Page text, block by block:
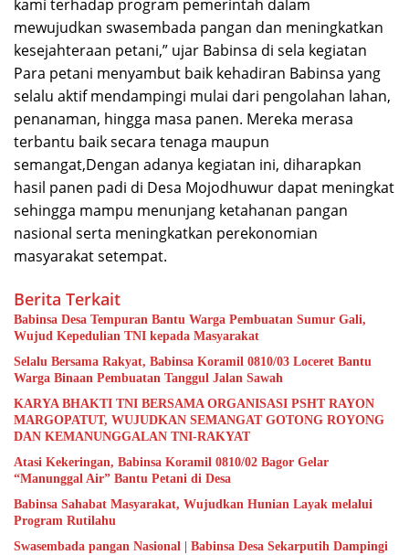
kami terhadap program pemerintah dalam
mewujudkan swasembada pangan dan meningkatkan
kesejahteraan petani,” ujar Babinsa di sela kegiatan
Para petani menyambut baik kehadiran Babinsa yang
selalu aktif mendampingi mulai dari pengolahan lahan,
penanaman, hingga masa panen. Mereka merasa
terbantu baik secara tenaga maupun
semangat,Dengan adanya kegiatan ini, diharapkan
hasil panen padi di Desa Mojodhuwur dapat meningkat
sehingga mampu menunjang ketahanan pangan
nasional serta meningkatkan perekonomian
masyarakat setempat.
Berita Terkait
Babinsa Desa Tempuran Bantu Warga Pembuatan Sumur Gali,
Wujud Kepedulian TNI kepada Masyarakat
Selalu Bersama Rakyat, Babinsa Koramil 0810/03 Loceret Bantu
Warga Binaan Pembuatan Tanggul Jalan Sawah
KARYA BHAKTI TNI BERSAMA ORGANISASI PSHT RAYON
MARGOPATUT, WUJUDKAN SEMANGAT GOTONG ROYONG
DAN KEMANUNGGALAN TNI-RAKYAT
Atasi Kekeringan, Babinsa Koramil 0810/02 Bagor Gelar
“Manunggal Air” Bantu Petani di Desa
Babinsa Sahabat Masyarakat, Wujudkan Hunian Layak melalui
Program Rutilahu
Swasembada pangan Nasional | Babinsa Desa Sekarputih Dampingi